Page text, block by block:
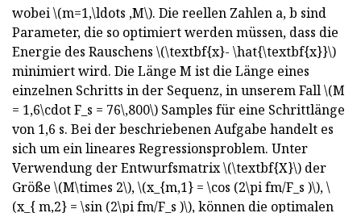
wobei \(m=1,\ldots ,M\). Die reellen Zahlen a, b sind
Parameter, die so optimiert werden müssen, dass die
Energie des Rauschens \(\textbf{x}- \hat{\textbf{x}}\)
minimiert wird. Die Länge M ist die Länge eines
einzelnen Schritts in der Sequenz, in unserem Fall \(M
= 1,6\cdot F_s = 76\,800\) Samples für eine Schrittlänge
von 1,6 s. Bei der beschriebenen Aufgabe handelt es
sich um ein lineares Regressionsproblem. Unter
Verwendung der Entwurfsmatrix \(\textbf{X}\) der
Größe \(M\times 2\), \(x_{m,1} = \cos (2\pi fm/F_s )\), \
(x_{ m,2} = \sin (2\pi fm/F_s )\), können die optimalen